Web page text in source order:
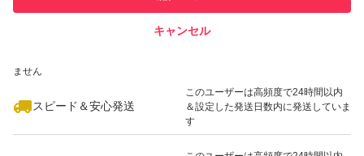
ません
スピード＆安心発送
このユーザーは高頻度で24時間以内
＆設定した発送日数内に発送していま
す
キャンセル